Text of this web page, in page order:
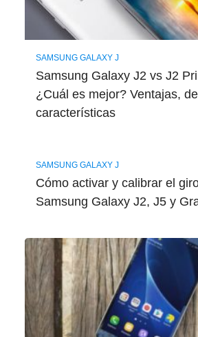
SAMSUNG GALAXY J
Samsung Galaxy J2 vs J2
¿Cuál es mejor? Ventajas,
características
SAMSUNG GALAXY J
Cómo activar y calibrar el
Samsung Galaxy J2, J5 y